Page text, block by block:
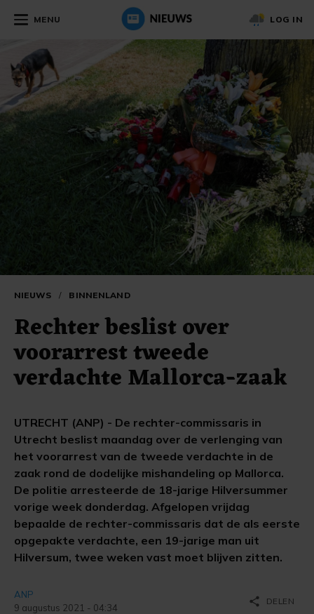
MENU LOG IN
NIEUWS / BINNENLAND
Rechter beslist over
voorarrest tweede
verdachte Mallorca-zaak
UTRECHT (ANP) - De rechter-commissaris in
Utrecht beslist maandag over de verlenging van
het voorarrest van de tweede verdachte in de
zaak rond de dodelijke mishandeling op Mallorca.
De politie arresteerde de 18-jarige Hilversummer
vorige week donderdag. Afgelopen vrijdag
bepaalde de rechter-commissaris dat de als eerste
opgepakte verdachte, een 19-jarige man uit
Hilversum, twee weken vast moet blijven zitten.
ANP
9 augustus 2021 - 04:34
share DELEN